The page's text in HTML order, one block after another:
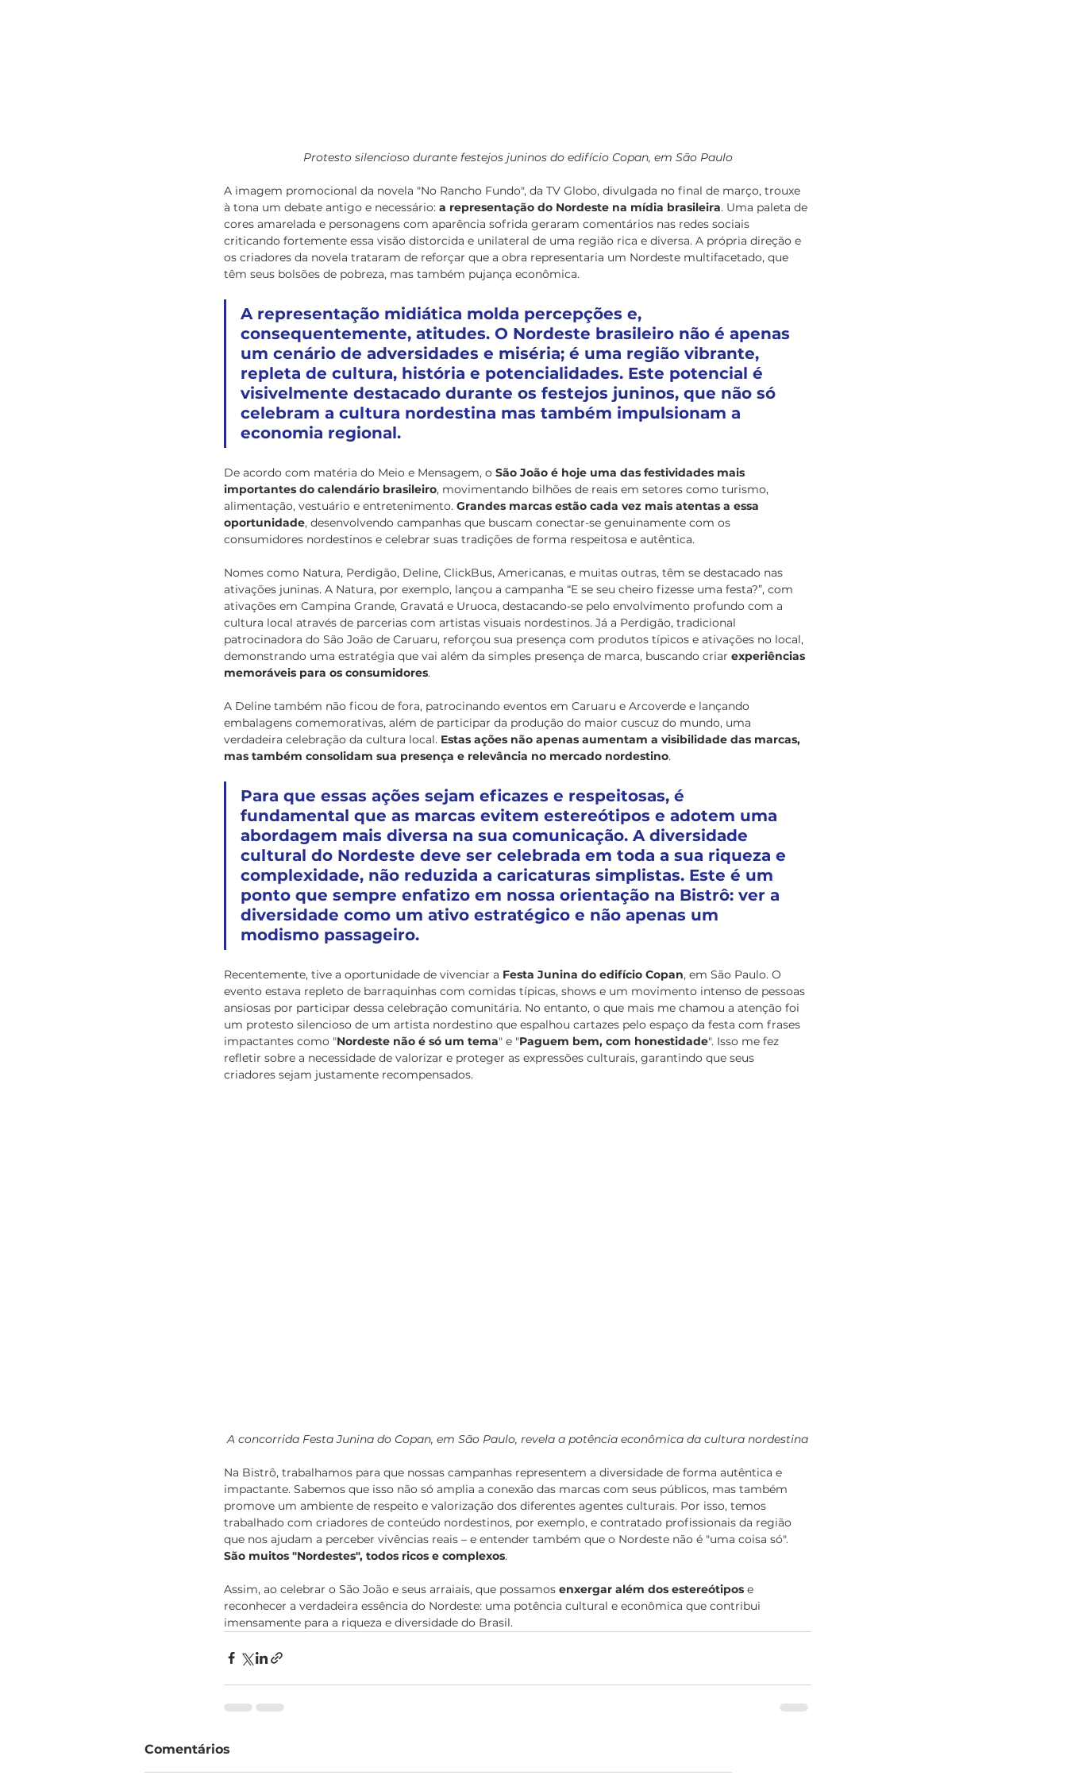
Protesto silencioso durante festejos juninos do edifício Copan, em São Paulo
A imagem promocional da novela "No Rancho Fundo", da TV Globo, divulgada no final de março, trouxe
à tona um debate antigo e necessário: a representação do Nordeste na mídia brasileira. Uma paleta de
cores amarelada e personagens com aparência sofrida geraram comentários nas redes sociais
criticando fortemente essa visão distorcida e unilateral de uma região rica e diversa. A própria direção e
os criadores da novela trataram de reforçar que a obra representaria um Nordeste multifacetado, que
têm seus bolsões de pobreza, mas também pujança econômica.
A representação midiática molda percepções e,
consequentemente, atitudes. O Nordeste brasileiro não é apenas
um cenário de adversidades e miséria; é uma região vibrante,
repleta de cultura, história e potencialidades. Este potencial é
visivelmente destacado durante os festejos juninos, que não só
celebram a cultura nordestina mas também impulsionam a
economia regional.
De acordo com matéria do Meio e Mensagem, o São João é hoje uma das festividades mais
importantes do calendário brasileiro, movimentando bilhões de reais em setores como turismo,
alimentação, vestuário e entretenimento. Grandes marcas estão cada vez mais atentas a essa
oportunidade, desenvolvendo campanhas que buscam conectar-se genuinamente com os
consumidores nordestinos e celebrar suas tradições de forma respeitosa e autêntica.
Nomes como Natura, Perdigão, Deline, ClickBus, Americanas, e muitas outras, têm se destacado nas
ativações juninas. A Natura, por exemplo, lançou a campanha “E se seu cheiro fizesse uma festa?”, com
ativações em Campina Grande, Gravatá e Uruoca, destacando-se pelo envolvimento profundo com a
cultura local através de parcerias com artistas visuais nordestinos. Já a Perdigão, tradicional
patrocinadora do São João de Caruaru, reforçou sua presença com produtos típicos e ativações no local,
demonstrando uma estratégia que vai além da simples presença de marca, buscando criar experiências
memoráveis para os consumidores.
A Deline também não ficou de fora, patrocinando eventos em Caruaru e Arcoverde e lançando
embalagens comemorativas, além de participar da produção do maior cuscuz do mundo, uma
verdadeira celebração da cultura local. Estas ações não apenas aumentam a visibilidade das marcas,
mas também consolidam sua presença e relevância no mercado nordestino.
Para que essas ações sejam eficazes e respeitosas, é
fundamental que as marcas evitem estereótipos e adotem uma
abordagem mais diversa na sua comunicação. A diversidade
cultural do Nordeste deve ser celebrada em toda a sua riqueza e
complexidade, não reduzida a caricaturas simplistas. Este é um
ponto que sempre enfatizo em nossa orientação na Bistrô: ver a
diversidade como um ativo estratégico e não apenas um
modismo passageiro.
Recentemente, tive a oportunidade de vivenciar a Festa Junina do edifício Copan, em São Paulo. O
evento estava repleto de barraquinhas com comidas típicas, shows e um movimento intenso de pessoas
ansiosas por participar dessa celebração comunitária. No entanto, o que mais me chamou a atenção foi
um protesto silencioso de um artista nordestino que espalhou cartazes pelo espaço da festa com frases
impactantes como "Nordeste não é só um tema" e "Paguem bem, com honestidade". Isso me fez
refletir sobre a necessidade de valorizar e proteger as expressões culturais, garantindo que seus
criadores sejam justamente recompensados.
A concorrida Festa Junina do Copan, em São Paulo, revela a potência econômica da cultura nordestina
Na Bistrô, trabalhamos para que nossas campanhas representem a diversidade de forma autêntica e
impactante. Sabemos que isso não só amplia a conexão das marcas com seus públicos, mas também
promove um ambiente de respeito e valorização dos diferentes agentes culturais. Por isso, temos
trabalhado com criadores de conteúdo nordestinos, por exemplo, e contratado profissionais da região
que nos ajudam a perceber vivências reais – e entender também que o Nordeste não é "uma coisa só".
São muitos "Nordestes", todos ricos e complexos.
Assim, ao celebrar o São João e seus arraiais, que possamos enxergar além dos estereótipos e
reconhecer a verdadeira essência do Nordeste: uma potência cultural e econômica que contribui
imensamente para a riqueza e diversidade do Brasil.
Comentários